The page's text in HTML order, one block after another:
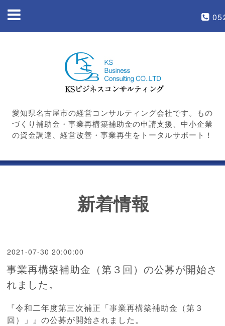
愛知県名古屋市の経営コンサルティング会社です。もの
づくり補助金・事業再構築補助金の申請支援、中小企業
の資金調達、経営改善・事業再生をトータルサポート！
新着情報
2021-07-30 20:00:00
事業再構築補助金（第３回）の公募が開始さ
れました。
『令和二年度第三次補正「事業再構築補助金（第３
回）
」』の公募が開始されました。